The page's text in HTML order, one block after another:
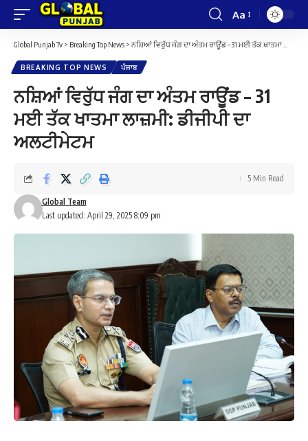
Font
Resizer
Aa
Global Punjab Tv > Breaking Top News > ਨਸ਼ਿਆਂ ਵਿਰੁੱਧ ਜੰਗ ਦਾ ਅੰਤਮ ਰਾਊਂਡ – 31 ਮਈ ਤੱਕ ਖਾਤਮਾ ਲਾਜ਼ਮੀ: ਡੀਜੀਪੀ ਦਾ ਅਲਟੀਮੇਟਮ
BREAKING TOP NEWS ਪੰਜਾਬ
ਨਸ਼ਿਆਂ ਵਿਰੁੱਧ ਜੰਗ ਦਾ ਅੰਤਮ ਰਾਊਂਡ – 31
ਮਈ ਤੱਕ ਖਾਤਮਾ ਲਾਜ਼ਮੀ: ਡੀਜੀਪੀ ਦਾ
ਅਲਟੀਮੇਟਮ
Last updated: April 29, 2025 8:09 pm
Global Team
5 Min Read